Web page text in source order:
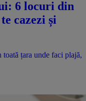
6 locuri din
cazezi și